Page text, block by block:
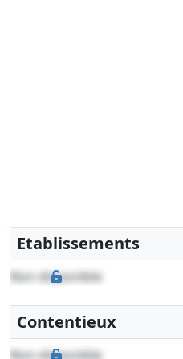
Etablissements
Non disponible
Contentieux
Non disponible